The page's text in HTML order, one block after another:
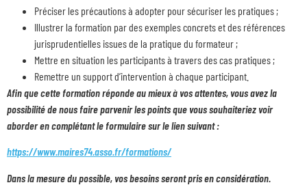
Préciser les précautions à adopter pour sécuriser les pratiques ;
Illustrer la formation par des exemples concrets et des références
jurisprudentielles issues de la pratique du formateur ;
Mettre en situation les participants à travers des cas pratiques ;
Remettre un support d’intervention à chaque participant.
Afin que cette formation réponde au mieux à vos attentes, vous avez la
possibilité de nous faire parvenir les points que vous souhaiteriez voir
aborder en complétant le formulaire sur le lien suivant :
https://www.maires74.asso.fr/formations/
Dans la mesure du possible, vos besoins seront pris en considération.